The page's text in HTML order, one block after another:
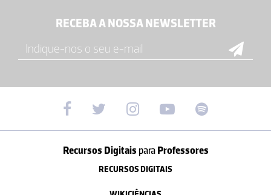
RECEBA A NOSSA NEWSLETTER
Recursos Digitais paraProfessores
RECURSOS DIGITAIS